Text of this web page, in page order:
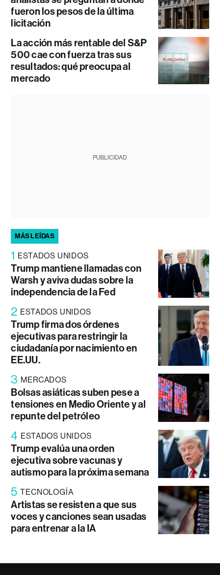
fueron los pesos de la última
licitación
La acción más rentable del S&P
500 cae con fuerza tras sus
resultados: qué preocupa al
mercado
PUBLICIDAD
MÁS LEÍDAS
1 ESTADOS UNIDOS
Trump mantiene llamadas con
Warsh y aviva dudas sobre la
independencia de la Fed
2 ESTADOS UNIDOS
Trump firma dos órdenes
ejecutivas para restringir la
ciudadanía por nacimiento en
EE.UU.
3 MERCADOS
Bolsas asiáticas suben pese a
tensiones en Medio Oriente y al
repunte del petróleo
4 ESTADOS UNIDOS
Trump evalúa una orden
ejecutiva sobre vacunas y
autismo para la próxima semana
5 TECNOLOGÍA
Artistas se resisten a que sus
voces y canciones sean usadas
para entrenar a la IA